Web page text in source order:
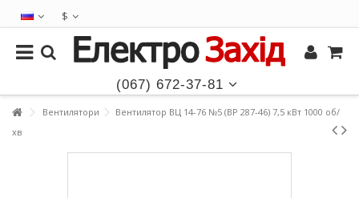
$
(067) 672-37-81
Вентилятори
Вентилятор ВЦ 14-76 №5 (ВР 287-46) 7,5 кВт 1000 об/
хв